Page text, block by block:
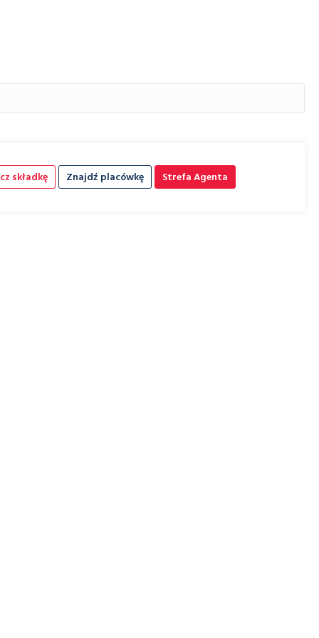
składkę Znajdź placówkę Strefa Agenta